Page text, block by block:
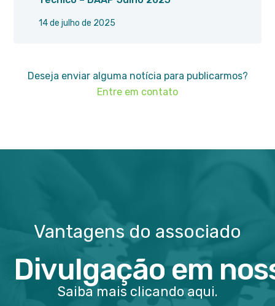
14 de julho de 2025
Deseja enviar alguma notícia para publicarmos?
Entre em contato
Vantagens do associado
Divulgação em
Saiba mais clicando aqui.